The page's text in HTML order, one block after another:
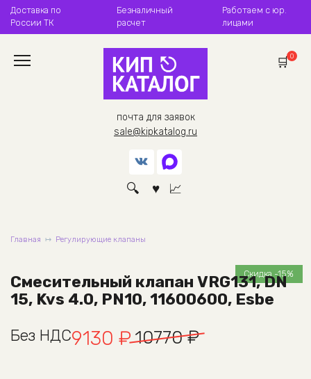
Перейти
содержанию
Доставка по
России ТК
Безналичный
расчет
Работаем с юр.
лицами
почта для заявок
sale@kipkatalog.ru
0
Главная Регулирующие клапаны
Скидка -15%
Смесительный клапан VRG131, DN
15, Kvs 4.0, PN10, 11600600, Esbe
10770₽
Первоначальная
9130 ₽
Текущая
Без НДС